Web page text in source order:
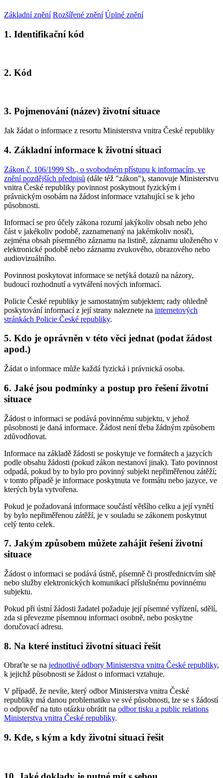
Základní znění Rozšířené znění Úplné znění
1. Identifikační kód
2. Kód
3. Pojmenování (název) životní situace
Jak žádat o informace z resortu Ministerstva vnitra České republiky
4. Základní informace k životní situaci
Zákon č. 106/1999 Sb., o svobodném přístupu k informacím, ve
znění pozdějších předpisů (dále též "zákon"), stanovuje Ministerstvu
vnitra České republiky povinnost poskytnout fyzickým i
právnickým osobám na žádost informace vztahující se k jeho
působnosti.
Informací se pro účely zákona rozumí jakýkoliv obsah nebo jeho
část v jakékoliv podobě, zaznamenaný na jakémkoliv nosiči,
zejména obsah písemného záznamu na listině, záznamu uloženého v
elektronické podobě nebo záznamu zvukového, obrazového nebo
audiovizuálního.
Povinnost poskytovat informace se netýká dotazů na názory,
budoucí rozhodnutí a vytváření nových informací.
Policie České republiky je samostatným subjektem; rady ohledně
poskytování informací z její strany naleznete na internetových
stránkách Policie České republiky.
5. Kdo je oprávněn v této věci jednat (podat žádost
apod.)
Žádat o informace může každá fyzická i právnická osoba.
6. Jaké jsou podmínky a postup pro řešení životní
situace
Žádost o informaci se podává povinnému subjektu, v jehož
působnosti je daná informace. Žádost není třeba žádným způsobem
zdůvodňovat.
Informace na základě žádosti se poskytuje ve formátech a jazycích
podle obsahu žádosti (pokud zákon nestanoví jinak). Tato povinnost
odpadá, pokud by to bylo pro povinný subjekt nepřiměřenou zátěží;
v tomto případě je informace poskytnuta ve formátu nebo jazyce, ve
kterých byla vytvořena.
Pokud je požadovaná informace součástí většího celku a její vynětí
by bylo nepřiměřenou zátěží, je v souladu se zákonem poskytnut
celý tento celek.
7. Jakým způsobem můžete zahájit řešení životní
situace
Žádost o informaci se podává ústně, písemně či prostřednictvím sítě
nebo služby elektronických komunikací příslušnému povinnému
subjektu.
Pokud při ústní žádosti žadatel požaduje její písemné vyřízení, sdělí,
zda si převezme písemnou informaci osobně, nebo poskytne
doručovací adresu.
8. Na které instituci životní situaci řešit
Obraťte se na jednotlivé odbory Ministerstva vnitra České republiky,
k jejichž působnosti se žádost o informaci vztahuje.
V případě, že nevíte, který odbor Ministerstva vnitra České
republiky má danou problematiku ve své působnosti, lze se s žádostí
o odpověď na tuto otázku obrátit na odbor tisku a public relations
Ministerstva vnitra České republiky.
9. Kde, s kým a kdy životní situaci řešit